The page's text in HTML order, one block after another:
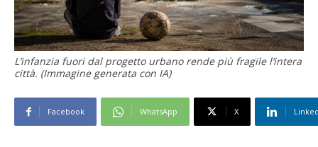
L’infanzia fuori dal progetto urbano rende più fragile l’intera
città. (Immagine generata con IA)
Facebook WhatsApp X